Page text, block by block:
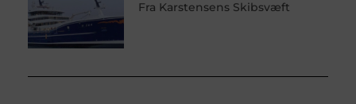
Fra Karstensens Skibsvæft